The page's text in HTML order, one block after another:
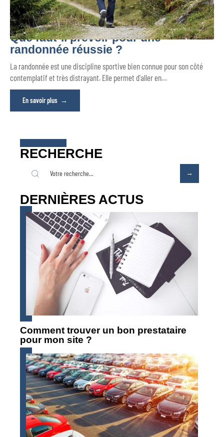
Que faut-il prévoir pour une
randonnée réussie ?
La randonnée est une discipline sportive bien connue pour son côté
contemplatif et très distrayant. Elle permet d'aller en…
En savoir plus
RECHERCHE
DERNIÈRES ACTUS
Comment trouver un bon prestataire
pour mon site ?